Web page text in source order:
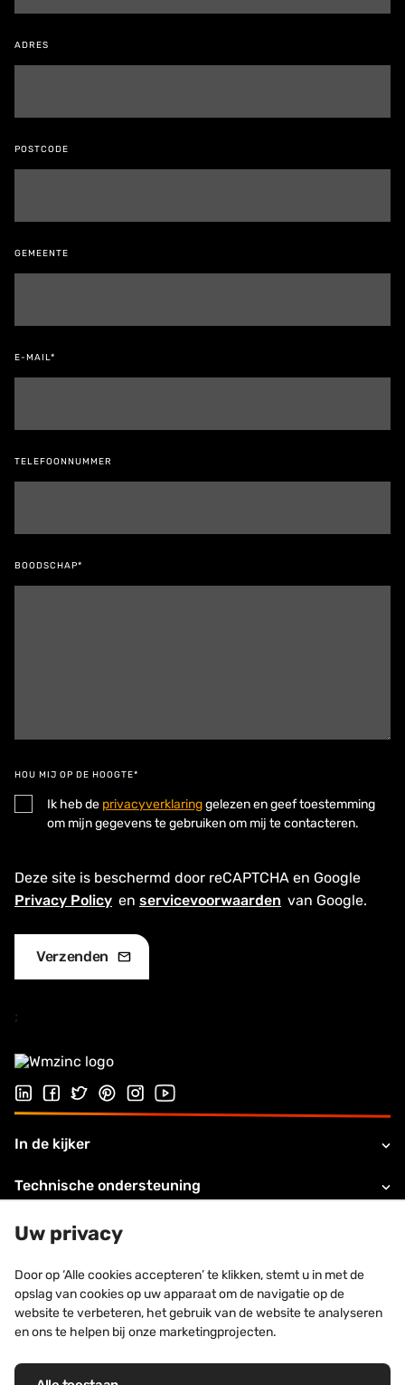
ADRES
POSTCODE
GEMEENTE
E-MAIL*
TELEFOONNUMMER
BOODSCHAP*
HOU MIJ OP DE HOOGTE*
Ik heb de privacyverklaringgelezen en geef toestemming
om mijn gegevens te gebruiken om mij te contacteren.
Deze site is beschermd door reCAPTCHA en Google
Privacy Policy en servicevoorwaarden van Google.
;
Volg ons op LinkedIn
Volg ons op Facebook
Volg ons op Twitter
Volg ons op Pinterest
Volg ons op Instagram
Bezoek ons YouTube-kanaal
In de kijker
Technische ondersteuning
Over VZMINC
Legale informatie
Contacteer ons
Uw privacy
Door op ‘Alle cookies accepteren’ te klikken, stemt u in met de
opslag van cookies op uw apparaat om de navigatie op de
website te verbeteren, het gebruik van de website te analyseren
en ons te helpen bij onze marketingprojecten.